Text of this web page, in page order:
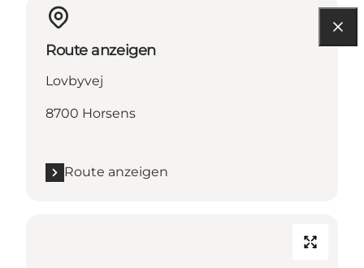
Route anzeigen
Lovbyvej
8700 Horsens
Route anzeigen